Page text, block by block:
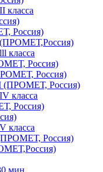
класса
Россия)
класса
Россия)
Россия)
(ПРОМЕТ, Россия)
класса
Россия)
класса
Россия)
мин